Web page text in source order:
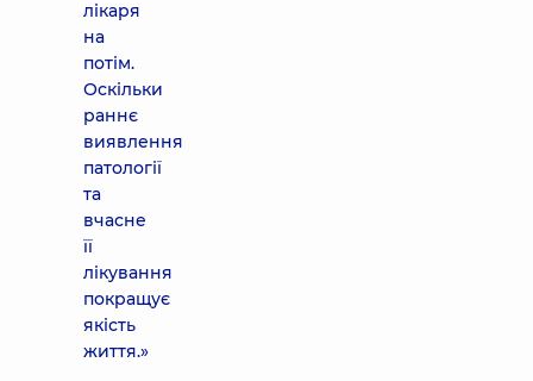
лікаря
на
потім.
Оскільки
раннє
виявлення
патології
та
вчасне
її
лікування
покращує
якість
життя.»